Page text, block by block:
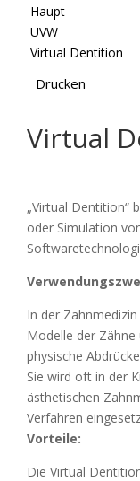
Haupt
UVW
Virtual Dentition
Drucken
Virtual
„Virtual Dentition“
oder Simulation
In der
Modelle der
physische
Sie wird oft in der
ästhetischen
Verfahren
Vorteile:
Die Virtual